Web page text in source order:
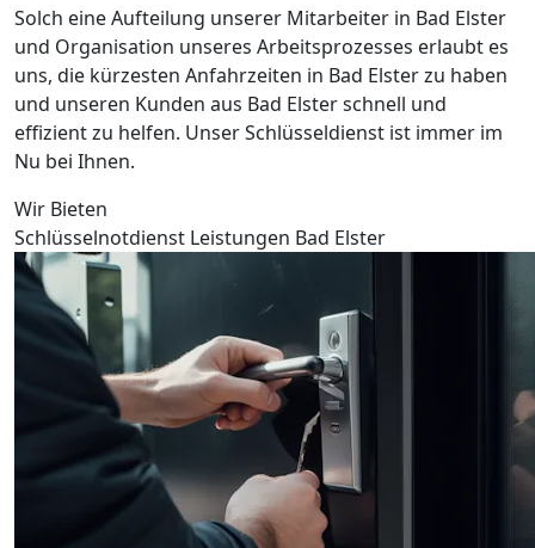
Solch eine Aufteilung unserer Mitarbeiter in Bad Elster
und Organisation unseres Arbeitsprozesses erlaubt es
uns, die kürzesten Anfahrzeiten in Bad Elster zu haben
und unseren Kunden aus Bad Elster schnell und
effizient zu helfen. Unser Schlüsseldienst ist immer im
Nu bei Ihnen.
Wir Bieten
Schlüsselnotdienst Leistungen Bad Elster